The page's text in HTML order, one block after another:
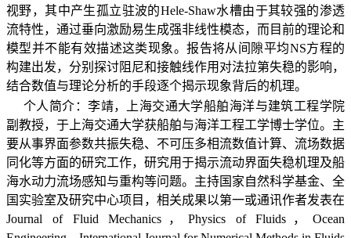
视野，其中产生孤立驻波的Hele-Shaw水槽由于其较强的渗透
流特性，通过垂向激励易生成强非线性模态，而目前的理论和
模型并不能有效描述这类现象。报告将从间隙平均NS方程的
构建出发，分别探讨阻尼和接触线作用对法拉第失稳的影响，
结合数值与理论分析的手段逐个揭示现象背后的机理。
个人简介：李靖，上海交通大学船舶海洋与建筑工程学院
副教授，于上海交通大学获船舶与海洋工程工学博士学位。主
要从事界面参数共振失稳、不可压多相流数值计算、流场数据
同化等方面的研究工作，研究用于揭示流动界面失稳机理及船
海水动力流场感知与重构等问题。主持国家自然科学基金、全
国实验室及研究中心项目，相关成果以第一或通讯作者发表在
Journal of Fluid Mechanics ， Physics of Fluids ，Ocean